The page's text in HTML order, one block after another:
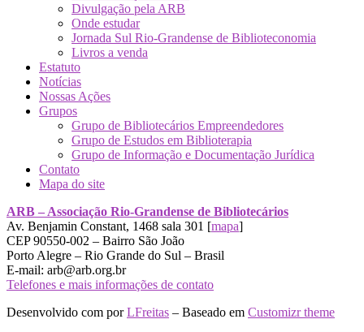
Divulgação pela ARB
Onde estudar
Jornada Sul Rio-Grandense de Biblioteconomia
Livros a venda
Estatuto
Notícias
Nossas Ações
Grupos
Grupo de Bibliotecários Empreendedores
Grupo de Estudos em Biblioterapia
Grupo de Informação e Documentação Jurídica
Contato
Mapa do site
ARB – Associação Rio-Grandense de Bibliotecários
Av. Benjamin Constant, 1468 sala 301 [mapa]
CEP 90550-002 – Bairro São João
Porto Alegre – Rio Grande do Sul – Brasil
E-mail: arb@arb.org.br
Telefones e mais informações de contato
Desenvolvido com porLFreitas – Baseado em Customizr theme